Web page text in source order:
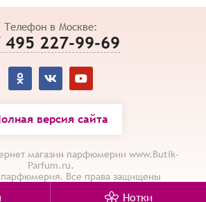
Телефон в Москве:
495 227-99-69
версия сайта
магазин парфюмерии www.Butik-
Parfum.ru.
парфюмерия. Все права защищены
Политика конфиденциальности
Нотки